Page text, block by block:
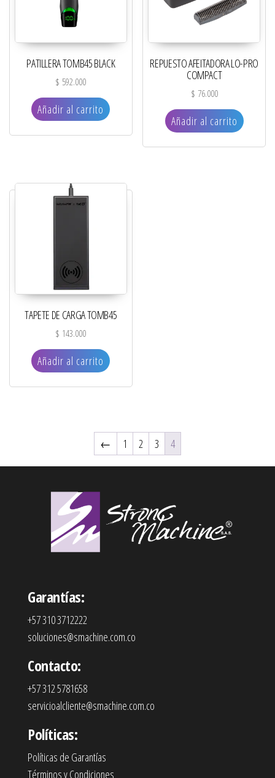
PATILLERA TOMB45 BLACK
$ 592.000
Añadir al carrito
REPUESTO AFEITADORA LO-PRO
COMPACT
$ 76.000
Añadir al carrito
TAPETE DE CARGA TOMB45
$ 143.000
Añadir al carrito
← 1 2 3 4
Garantías:
+57 310 3712222
soluciones@smachine.com.co
Contacto:
+57 312 5781658
servicioalcliente@smachine.com.co
Políticas:
Políticas de Garantías
Términos y Condiciones